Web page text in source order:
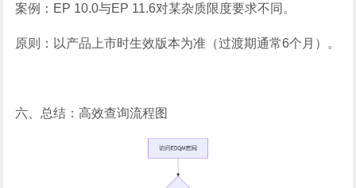
案例：EP 10.0与EP 11.6对某杂质限度要求不同。
原则：以产品上市时生效版本为准（过渡期通常6个月）。
六、总结：高效查询流程图